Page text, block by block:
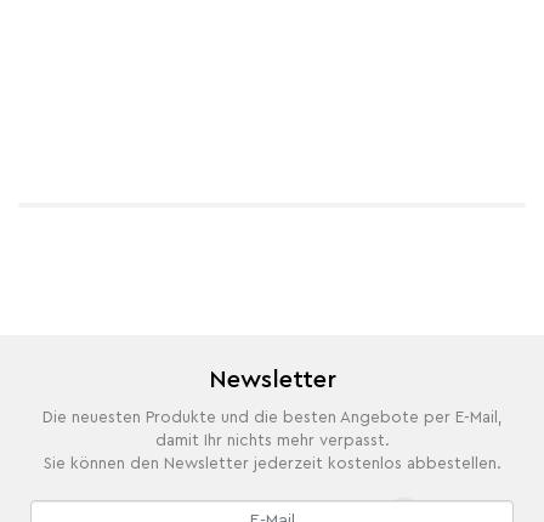
Newsletter
Die neuesten Produkte und die besten Angebote per E-Mail,
damit Ihr nichts mehr verpasst.
Sie können den Newsletter jederzeit kostenlos abbestellen.